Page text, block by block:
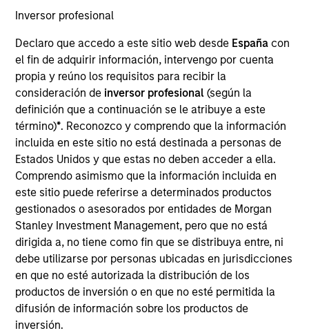
Inversor profesional
Declaro que accedo a este sitio web desde España con
el fin de adquirir información, intervengo por cuenta
propia y reúno los requisitos para recibir la
consideración de inversor profesional(según la
definición que a continuación se le atribuye a este
término)*. Reconozco y comprendo que la información
incluida en este sitio no está destinada a personas de
Estados Unidos y que estas no deben acceder a ella.
Comprendo asimismo que la información incluida en
este sitio puede referirse a determinados productos
gestionados o asesorados por entidades de Morgan
Stanley Investment Management, pero que no está
dirigida a, no tiene como fin que se distribuya entre, ni
debe utilizarse por personas ubicadas en jurisdicciones
en que no esté autorizada la distribución de los
productos de inversión o en que no esté permitida la
difusión de información sobre los productos de
inversión.
32 Years
Ms. Taylor is an Executive Director and serves as an
investment specialist for Atlanta Capital's Growth
Equity team. Prior to joining the firm in 1994, Ms.
Taylor was in the retail industry serving as a
manager of sales training and promotional
campaigns. At Atlanta Capital, she was a
fundamental analyst covering consumer stocks
prior to her current role as Investment Specialist for
the firm’s Growth Equity team. Ms. Taylor holds a
Chartered Financial Analyst designation and is a
graduate of the University of Virginia where she
earned a Bachelor of Arts in Biology, with additional
concentrations in finance and accounting. Ms.
Taylor is a member of the CFA Society Atlanta. She
is also on the Endowment Committees for Camp
Twin Lakes and Families First.